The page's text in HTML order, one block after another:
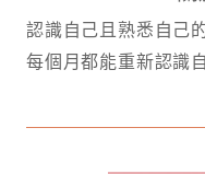
認識自己且熟悉自己
每個月都能重新認識